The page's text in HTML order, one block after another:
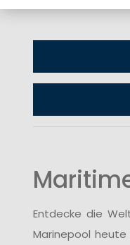
Entdecke die
Marinepool